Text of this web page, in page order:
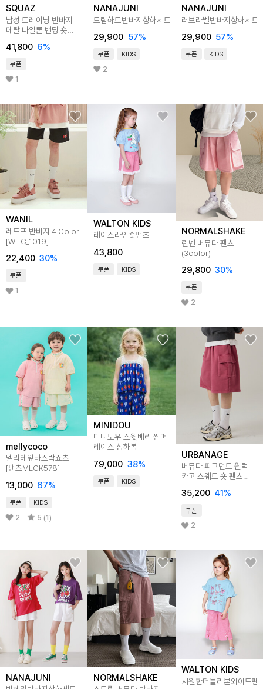
SQUAZ
남성 트레이닝 반바지
메탈 나일론 밴딩 숏
41,800 6%
쿠폰
1
NANAJUNI
드림하트반바지상하세트
29,900 57%
쿠폰 KIDS
2
NANAJUNI
러브라벨반바지상하세트
29,900 57%
쿠폰 KIDS
WANIL
레드포 반바지 4 Color
[WTC_1019]
22,400 30%
쿠폰
1
WALTON KIDS
레이스라인숏팬츠
43,800
쿠폰 KIDS
NORMALSHAKE
린넨 버뮤다 팬츠
(3color)
29,800 30%
쿠폰
2
mellycoco
멜리테잎바스락쇼츠
[팬츠MLCK578]
13,000 67%
쿠폰 KIDS
2 5 (1)
MINIDOU
미니도우 스윗베리 썸머
레이스 상하복
79,000 38%
쿠폰 KIDS
URBANAGE
버뮤다 피그먼트 원턱
카고 스웨트 숏 팬츠
35,200 41 %
쿠폰
2
NANAJUNI NORMALSHAKE
WALTON KIDS
시원한더블리본와이드팬